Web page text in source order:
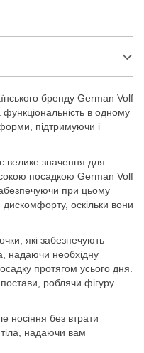
бренду German Volf
в одному
підтримуючи і
велике значення для
посадкою German Volf
при цьому
оскільки вони
які забезпечують
надаючи необхідну
протягом усього дня.
роблячи фігуру
носіння без втрати
надаючи вам